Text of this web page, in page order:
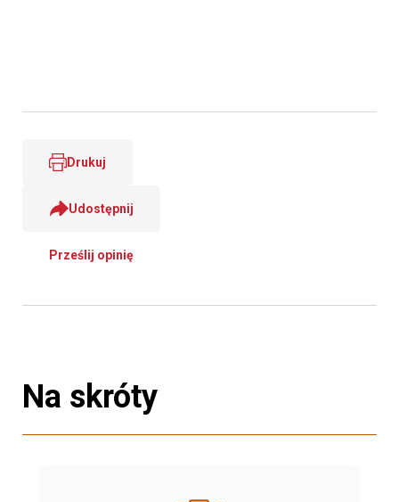
Drukuj
Udostępnij
Prześlij opinię
Na skróty